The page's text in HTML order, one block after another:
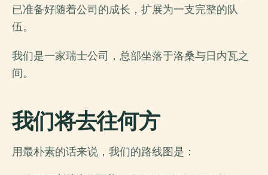
已准备好随着公司的成长，扩展为一支完整的队
伍。
我们是一家瑞士公司，总部坐落于洛桑与日内瓦之
间。
我们将去往何方
用最朴素的话来说，我们的路线图是：